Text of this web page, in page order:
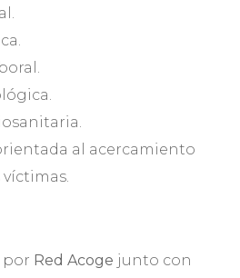
al acercamiento
por Red Acoge junto con